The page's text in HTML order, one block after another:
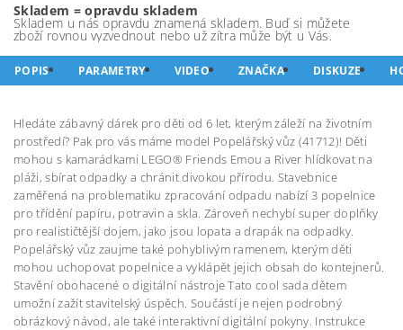
Skladem = opravdu skladem
Skladem u nás opravdu znamená skladem. Buď si můžete
zboží rovnou vyzvednout nebo už zítra může být u Vás.
POPIS PARAMETRY VIDEO ZNAČKA DISKUZE
Hledáte zábavný dárek pro děti od 6 let, kterým záleží na životním
prostředí? Pak pro vás máme model Popelářský vůz (41712)! Děti
mohou s kamarádkami LEGO® Friends Emou a River hlídkovat na
pláži, sbírat odpadky a chránit divokou přírodu. Stavebnice
zaměřená na problematiku zpracování odpadu nabízí 3 popelnice
pro třídění papíru, potravin a skla. Zároveň nechybí super doplňky
pro realističtější dojem, jako jsou lopata a drapák na odpadky.
Popelářský vůz zaujme také pohyblivým ramenem, kterým děti
mohou uchopovat popelnice a vyklápět jejich obsah do kontejnerů.
Stavění obohacené o digitální nástroje Tato cool sada dětem
umožní zažít stavitelský úspěch. Součástí je nejen podrobný
obrázkový návod, ale také interaktivní digitální pokyny. Instrukce